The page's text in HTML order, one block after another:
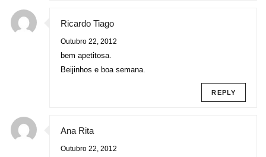
Ricardo Tiago
Outubro 22, 2012
bem apetitosa.
Beijinhos e boa semana.
REPLY
Ana Rita
Outubro 22, 2012